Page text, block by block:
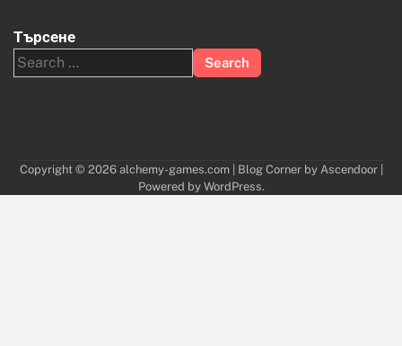
Търсене
Search
for:
Copyright © 2026 alchemy-games.com| Blog Corner by Ascendoor|
Powered by WordPress.